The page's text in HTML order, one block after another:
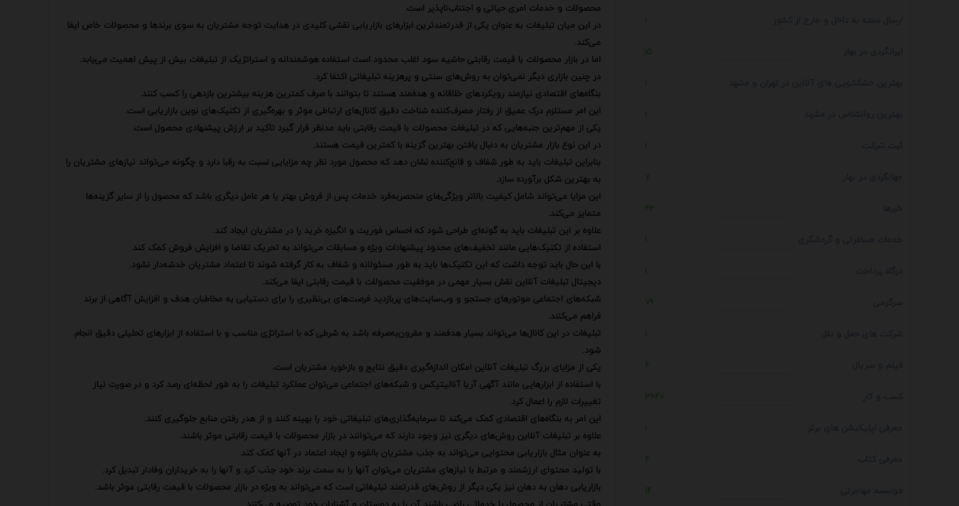
محصولات و خدمات امری حیاتی و اجتناب‌ناپذیر است.
در این میان تبلیغات به عنوان یکی از قدرتمندترین ابزارهای بازاریابی نقشی کلیدی در هدایت توجه مشتریان به سوی برندها و محصولات خاص ایفا
می‌کند.
اما در بازار محصولات با قیمت رقابتی حاشیه سود اغلب محدود است استفاده هوشمندانه و استراتژیک از تبلیغات بیش از پیش اهمیت می‌یابد.
در چنین بازاری دیگر نمی‌توان به روش‌های سنتی و پرهزینه تبلیغاتی اکتفا کرد.
بنگاه‌های اقتصادی نیازمند رویکردهای خلاقانه و هدفمند هستند تا بتوانند با صرف کمترین هزینه بیشترین بازدهی را کسب کنند.
این امر مستلزم درک عمیق از رفتار مصرف‌کننده شناخت دقیق کانال‌های ارتباطی موثر و بهره‌گیری از تکنیک‌های نوین بازاریابی است.
یکی از مهم‌ترین جنبه‌هایی که در تبلیغات محصولات با قیمت رقابتی باید مدنظر قرار گیرد تاکید بر ارزش پیشنهادی محصول است.
در این نوع بازار مشتریان به دنبال یافتن بهترین گزینه با کمترین قیمت هستند.
بنابراین تبلیغات باید به طور شفاف و قانع‌کننده نشان دهد که محصول مورد نظر چه مزایایی نسبت به رقبا دارد و چگونه می‌تواند نیازهای مشتریان را
به بهترین شکل برآورده سازد.
این مزایا می‌تواند شامل کیفیت بالاتر ویژگی‌های منحصربه‌فرد خدمات پس از فروش بهتر یا هر عامل دیگری باشد که محصول را از سایر گزینه‌ها
متمایز می‌کند.
علاوه بر این تبلیغات باید به گونه‌ای طراحی شود که احساس فوریت و انگیزه خرید را در مشتریان ایجاد کند.
استفاده از تکنیک‌هایی مانند تخفیف‌های محدود پیشنهادات ویژه و مسابقات می‌تواند به تحریک تقاضا و افزایش فروش کمک کند.
با این حال باید توجه داشت که این تکنیک‌ها باید به طور مسئولانه و شفاف به کار گرفته شوند تا اعتماد مشتریان خدشه‌دار نشود.
دیجیتال تبلیغات آنلاین نقش بسیار مهمی در موفقیت محصولات با قیمت رقابتی ایفا می‌کند.
شبکه‌های اجتماعی موتورهای جستجو و وب‌سایت‌های پربازدید فرصت‌های بی‌نظیری را برای دستیابی به مخاطبان هدف و افزایش آگاهی از برند
فراهم می‌کنند.
تبلیغات در این کانال‌ها می‌تواند بسیار هدفمند و مقرون‌به‌صرفه باشد به شرطی که با استراتژی مناسب و با استفاده از ابزارهای تحلیلی دقیق انجام
شود.
یکی از مزایای بزرگ تبلیغات آنلاین امکان اندازه‌گیری دقیق نتایج و بازخورد مشتریان است.
با استفاده از ابزارهایی مانند آگهی آریا آنالیتیکس و شبکه‌های اجتماعی می‌توان عملکرد تبلیغات را به طور لحظه‌ای رصد کرد و در صورت نیاز
تغییرات لازم را اعمال کرد.
این امر به بنگاه‌های اقتصادی کمک می‌کند تا سرمایه‌گذاری‌های تبلیغاتی خود را بهینه کنند و از هدر رفتن منابع جلوگیری کنند.
علاوه بر تبلیغات آنلاین روش‌های دیگری نیز وجود دارند که می‌توانند در بازار محصولات با قیمت رقابتی موثر باشند.
به عنوان مثال بازاریابی محتوایی می‌تواند به جذب مشتریان بالقوه و ایجاد اعتماد در آنها کمک کند.
با تولید محتوای ارزشمند و مرتبط با نیازهای مشتریان می‌توان آنها را به سمت برند خود جذب کرد و آنها را به خریداران وفادار تبدیل کرد.
بازاریابی دهان به دهان نیز یکی دیگر از روش‌های قدرتمند تبلیغاتی است که می‌تواند به ویژه در بازار محصولات با قیمت رقابتی موثر باشد.
1
15
1
1
1
7
23
1
1
79
1
4
3640
1
4
14